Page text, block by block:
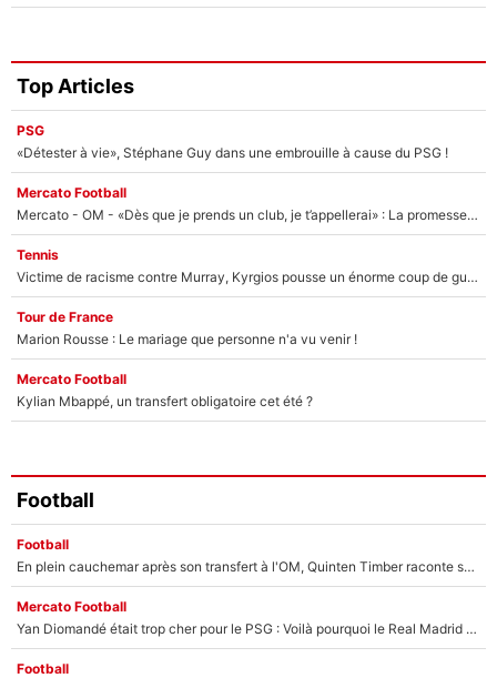
Top Articles
PSG
«Détester à vie», Stéphane Guy dans une embrouille à cause du PSG !
Mercato Football
Mercato - OM - «Dès que je prends un club, je t’appellerai» : La promesse de Marcelino au moment de claquer la porte
Tennis
Victime de racisme contre Murray, Kyrgios pousse un énorme coup de gueule !
Tour de France
Marion Rousse : Le mariage que personne n'a vu venir !
Mercato Football
Kylian Mbappé, un transfert obligatoire cet été ?
Football
Football
En plein cauchemar après son transfert à l'OM, Quinten Timber raconte ses doutes après sa signature à Marseille
Mercato Football
Yan Diomandé était trop cher pour le PSG : Voilà pourquoi le Real Madrid a accepté de payer la somme record de 140M€ pour boucler son transfert !
Football